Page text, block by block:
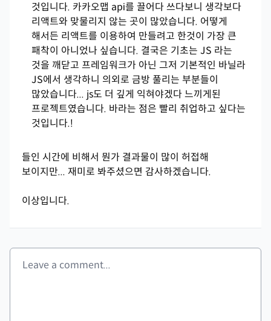
것입니다. 카카오맵 api를 끌어다 쓰다보니 생각보다
리액트와 맞물리지 않는 곳이 많았습니다. 어떻게
해서든 리액트를 이용하여 만들려고 한것이 가장 큰
패착이 아니었나 싶습니다. 결국은 기초는 JS 라는
것을 깨닫고 프레임워크가 아닌 그저 기본적인 바닐라
JS에서 생각하니 의외로 금방 풀리는 부분들이
많았습니다... js도 더 깊게 익혀야겠다 느끼게된
프로젝트였습니다. 바라는 점은 빨리 취업하고 싶다는
것입니다.!
들인 시간에 비해서 뭔가 결과물이 많이 허접해
보이지만... 재미로 봐주셨으면 감사하겠습니다.
이상입니다.